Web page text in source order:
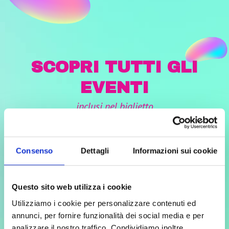
Consenso Dettagli Informazioni sui cookie
Questo sito web utilizza i cookie
Utilizziamo i cookie per personalizzare contenuti ed
annunci, per fornire funzionalità dei social media e per
SCOPRI TUTTI GLI
EVENTI
inclusi nel biglietto